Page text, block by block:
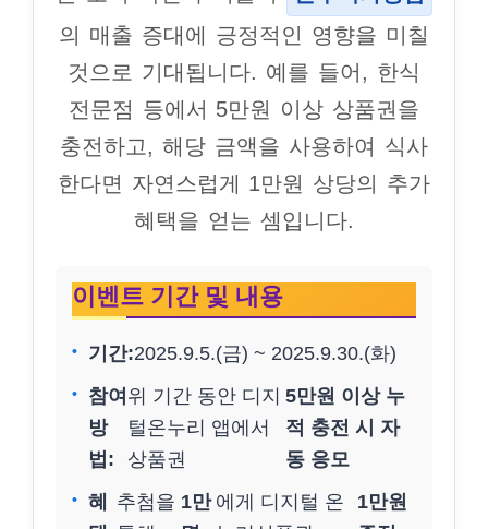
의 매출 증대에 긍정적인 영향을 미칠
것으로 기대됩니다. 예를 들어, 한식
전문점 등에서 5만원 이상 상품권을
충전하고, 해당 금액을 사용하여 식사
한다면 자연스럽게 1만원 상당의 추가
혜택을 얻는 셈입니다.
이벤트 기간 및 내용
기간:2025.9.5.(금) ~ 2025.9.30.(화)
참여
방
법:
위 기간 동안 디지
털온누리 앱에서
상품권
5만원 이상 누
적 충전 시 자
동 응모
혜
추첨을 1만 에게 디지털 온
1만원